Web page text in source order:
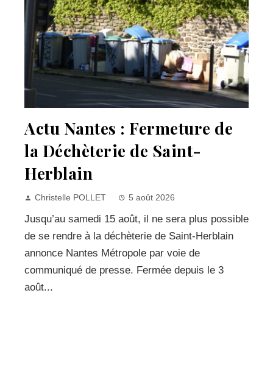
Actu Nantes : Fermeture de
la Déchèterie de Saint-
Herblain
Christelle POLLET 5 août 2026
Jusqu’au samedi 15 août, il ne sera plus possible
de se rendre à la déchèterie de Saint-Herblain
annonce Nantes Métropole par voie de
communiqué de presse. Fermée depuis le 3
août...